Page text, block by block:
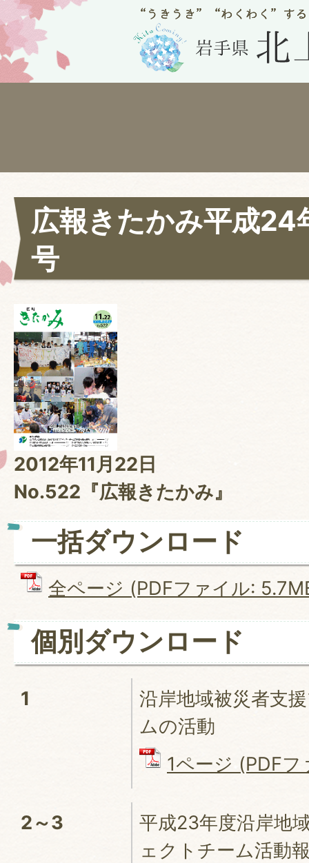
広報きたかみ平成24
号
2012年11月22日
No.522『広報きたかみ』
一括ダウンロード
全ページ (PDFファイル:
個別ダウンロード
1
沿岸地域被災者支
ムの活動
1ページ (PDF
2～3
平成23年度沿岸地
ェクトチーム活動